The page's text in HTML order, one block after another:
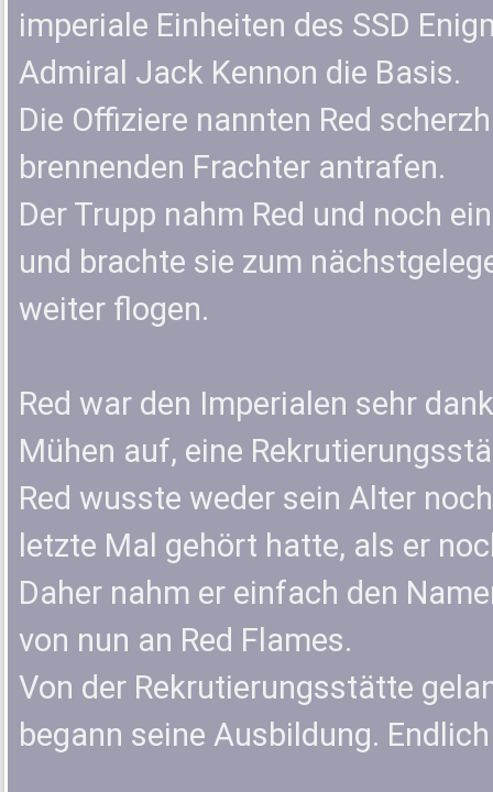
imperiale Einheiten des SSD
Admiral Jack Kennon die Basis.
Die Offiziere nannten Red
brennenden Frachter antrafen.
Der Trupp nahm Red und noch
und brachte sie zum
weiter flogen.
Red war den Imperialen sehr
Mühen auf, eine
Red wusste weder sein Alter
letzte Mal gehört hatte, als er
Daher nahm er einfach den
von nun an Red Flames.
Von der Rekrutierungsstätte
begann seine Ausbildung.